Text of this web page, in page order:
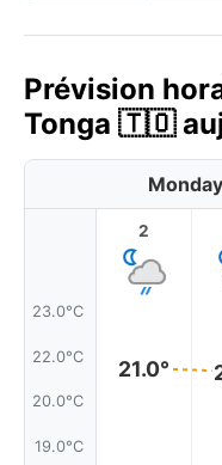
Prévision
Tonga 🇹🇴
23.0°C
22.0°C
20.0°C
19.0°C
2
21.0°